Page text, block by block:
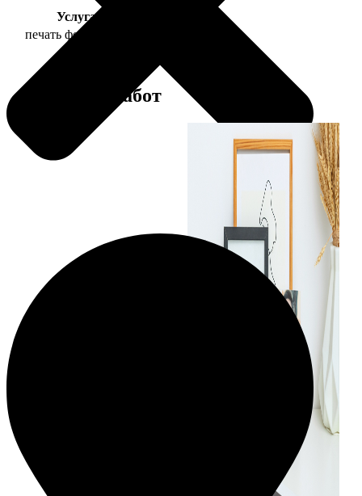
Услуга
печать фото 15х20
Примеры работ